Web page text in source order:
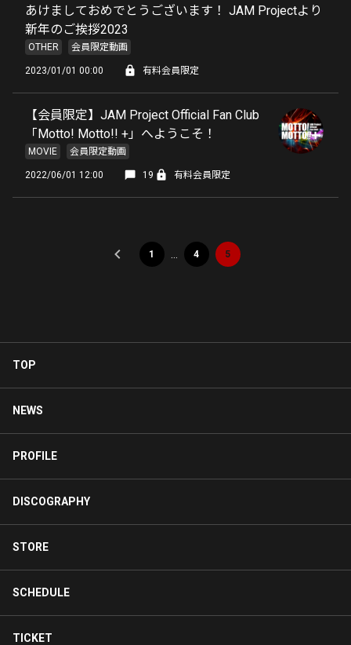
あけましておめでとうございます！ JAM Projectより
新年のご挨拶2023
OTHER 会員限定動画
2023/01/01 00:00 有料会員限定
【会員限定】JAM Project Official Fan Club
「Motto! Motto!! +」へようこそ！
MOVIE 会員限定動画
2022/06/01 12:00 19 有料会員限定
1 4 5
TOP
NEWS
PROFILE
DISCOGRAPHY
STORE
SCHEDULE
TICKET